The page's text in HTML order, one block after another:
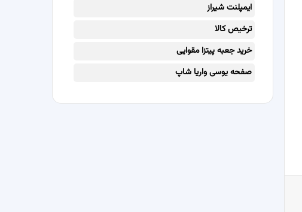
ایمپلنت شیراز
ترخیص کالا
خرید جعبه پیتزا مقوایی
صفحه یوسی واریا شاپ